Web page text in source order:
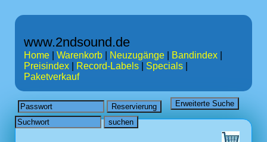
www.2ndsound.de
Home Warenkorb Neuzugänge Bandindex
Preisindex
Record-Labels Specials
Paketverkauf